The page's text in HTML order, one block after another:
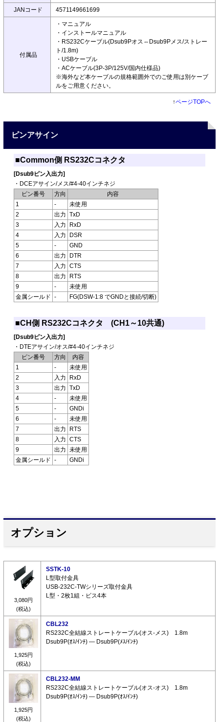
JANコード 4571149661699
付属品
・マニュアル
・インストールマニュアル
・RS232Cケーブル(Dsub9Pオス⇔Dsub9Pメス/ストレー
ト/1.8m)
・USBケーブル
・ACケーブル(3P-3P/125V/国内仕様品)
※海外など本ケーブルの規格範囲外でのご使用は別ケーブ
ルをご用意ください。
↑ページTOPへ
ピンアサイン
■Common側 RS232Cコネクタ
[Dsub9ピン入出力]
・DCEアサイン/メス/#4-40インチネジ
ピン番号
方向
内容
1
-
未使用
2
出力
TxD
3
入力
RxD
4
入力
DSR
5
-
GND
6
出力
DTR
7
入力
CTS
8
出力
RTS
9
-
未使用
金属シールド
- FG(DSW-1:8 でGNDと接続/切断)
■CH側 RS232Cコネクタ (CH1～10共通)
[Dsub9ピン入出力]
・DTEアサイン/オス/#4-40インチネジ
ピン番号
方向
内容
1
-
未使用
2
入力
RxD
3
出力
TxD
4
-
未使用
5
-
GNDi
6
-
未使用
7
出力
RTS
8
入力
CTS
9
出力
未使用
金属シールド
- GNDi
オプション
3,080円
(税込)
SSTK-10
L型取付金具
USB-232C-TWシリーズ取付金具
L型・2枚1組・ビス4本
1,925円
(税込)
CBL232
RS232C全結線ストレートケーブル(オス-メス) 1.8m
Dsub9P(ｵｽ/ｲﾝﾁ) ― Dsub9P(ﾒｽ/ｲﾝﾁ)
1,925円
(税込)
CBL232-MM
RS232C全結線ストレートケーブル(オス-オス) 1.8m
Dsub9P(ｵｽ/ｲﾝﾁ) ― Dsub9P(ｵｽ/ｲﾝﾁ)